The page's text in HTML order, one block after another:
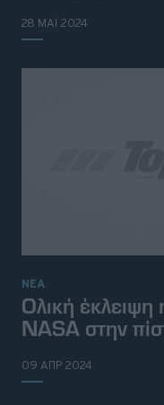
28 ΜΑΪ 2024
ΝΕΑ
Ολική
NASA στην
09 ΑΠΡ 2024
© 2026 Topgear
Διαφημιστείτε